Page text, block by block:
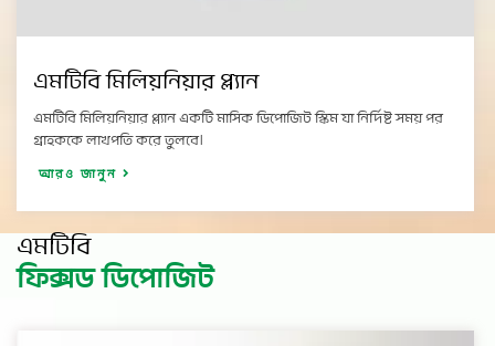
এমটিবি মিলিয়নিয়ার প্ল্যান
এমটিবি মিলিয়নিয়ার প্ল্যান একটি মাসিক ডিপোজিট স্কিম যা নির্দিষ্ট সময় পর
গ্রাহককে লাখপতি করে তুলবে।
আরও জানুন
এমটিবি
ফিক্সড ডিপোজিট